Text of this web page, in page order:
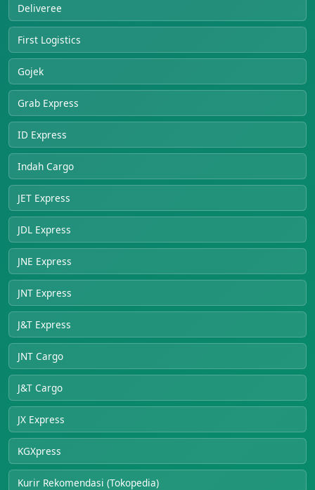
Deliveree
First Logistics
Gojek
Grab Express
ID Express
Indah Cargo
JET Express
JDL Express
JNE Express
JNT Express
J&T Express
JNT Cargo
J&T Cargo
JX Express
KGXpress
Kurir Rekomendasi (Tokopedia)